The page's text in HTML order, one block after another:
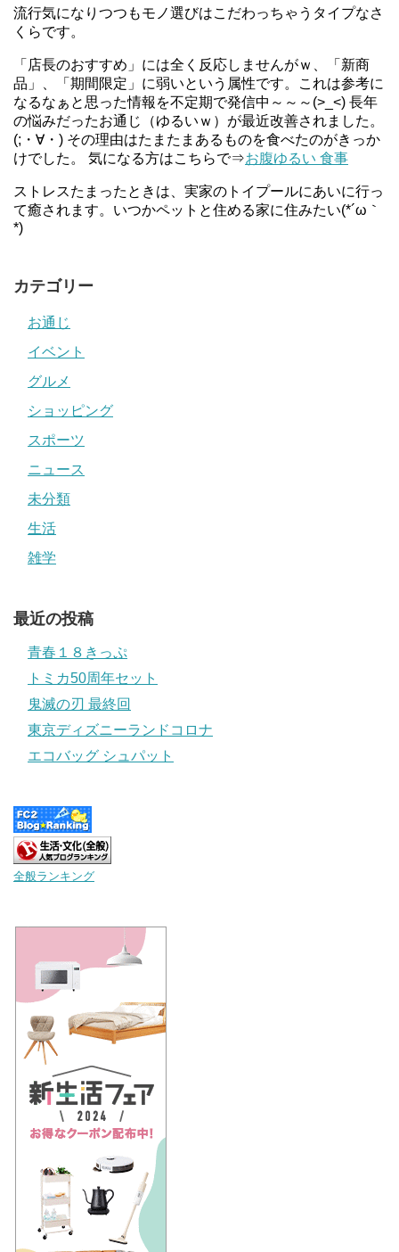
流行気になりつつもモノ選びはこだわっちゃうタイプなさ
くらです。
「店長のおすすめ」には全く反応しませんがｗ、「新商
品」、「期間限定」に弱いという属性です。これは参考に
なるなぁと思った情報を不定期で発信中～～～(>_<) 長年
の悩みだったお通じ（ゆるいｗ）が最近改善されました。
(;・∀・) その理由はたまたまあるものを食べたのがきっか
けでした。 気になる方はこちらで⇒お腹ゆるい 食事
ストレスたまったときは、実家のトイプールにあいに行っ
て癒されます。いつかペットと住める家に住みたい(*´ω｀
*)
カテゴリー
お通じ
イベント
グルメ
ショッピング
スポーツ
ニュース
未分類
生活
雑学
最近の投稿
青春１８きっぷ
トミカ50周年セット
鬼滅の刃 最終回
東京ディズニーランドコロナ
エコバッグ シュパット
全般ランキング